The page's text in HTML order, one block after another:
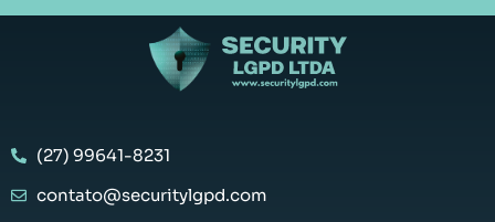
(27) 99641-8231
contato@securitylgpd.com